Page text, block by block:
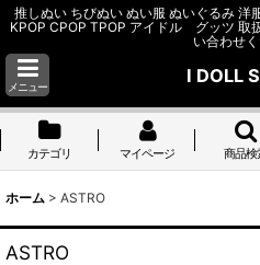
推しぬい ちびぬい ぬい服 ぬいぐるみ
KPOP CPOP TPOP アイドル グッツ 取
い合わせ
メニュー
I DOLL
カテゴリ マイページ 商品検
ホーム > ASTRO
ASTRO